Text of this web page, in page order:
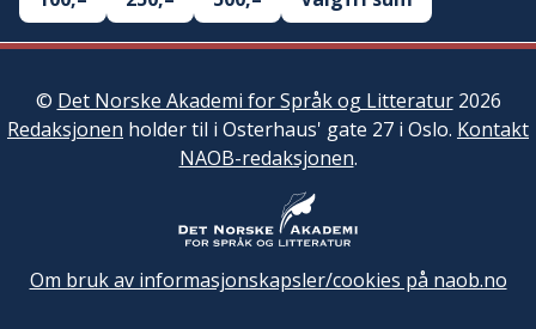
© Det Norske Akademi for Språk og Litteratur2026
Redaksjonen holder til i Osterhaus' gate 27 i Oslo. Kontakt
NAOB-redaksjonen.
Om bruk av informasjonskapsler/cookies på naob.no